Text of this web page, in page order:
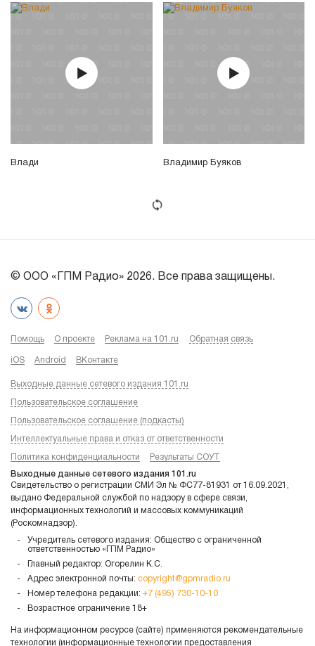
Влади Владимир Буяков
© ООО «ГПМ Радио» 2026. Все права защищены.
Помощь О проекте Реклама на 101.ru Обратная связь
iOS Android ВКонтакте
Выходные данные сетевого издания 101.ru
Пользовательское соглашение
Пользовательское соглашение (подкасты)
Интеллектуальные права и отказ от ответственности
Политика конфиденциальности Результаты СОУТ
Выходные данные сетевого издания 101.ru
Свидетельство о регистрации СМИ Эл № ФС77-81931 от 16.09.2021,
выдано Федеральной службой по надзору в сфере связи,
информационных технологий и массовых коммуникаций
(Роскомнадзор).
Учредитель сетевого издания: Общество с ограниченной
ответственностью «ГПМ Радио»
Главный редактор: Огорелин К.С.
Адрес электронной почты: copyright@gpmradio.ru
Номер телефона редакции: +7 (495) 730-10-10
Возрастное ограничение 18+
На информационном ресурсе (сайте) применяются рекомендательные
технологии (информационные технологии предоставления